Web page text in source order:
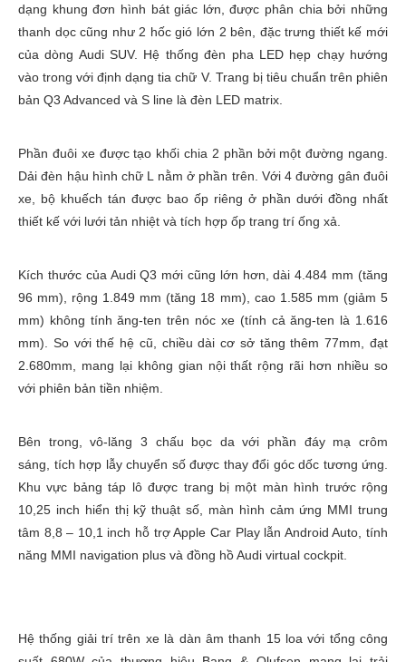
dạng khung đơn hình bát giác lớn, được phân chia bởi những
thanh dọc cũng như 2 hốc gió lớn 2 bên, đặc trưng thiết kế mới
của dòng Audi SUV. Hệ thống đèn pha LED hẹp chạy hướng
vào trong với định dạng tia chữ V. Trang bị tiêu chuẩn trên phiên
bản Q3 Advanced và S line là đèn LED matrix.
Phần đuôi xe được tạo khối chia 2 phần bởi một đường ngang.
Dải đèn hậu hình chữ L nằm ở phần trên. Với 4 đường gân đuôi
xe, bộ khuếch tán được bao ốp riêng ở phần dưới đồng nhất
thiết kế với lưới tản nhiệt và tích hợp ốp trang trí ống xả.
Kích thước của Audi Q3 mới cũng lớn hơn, dài 4.484 mm (tăng
96 mm), rộng 1.849 mm (tăng 18 mm), cao 1.585 mm (giảm 5
mm) không tính ăng-ten trên nóc xe (tính cả ăng-ten là 1.616
mm). So với thế hệ cũ, chiều dài cơ sở tăng thêm 77mm, đạt
2.680mm, mang lại không gian nội thất rộng rãi hơn nhiều so
với phiên bản tiền nhiệm.
Bên trong, vô-lăng 3 chấu bọc da với phần đáy mạ crôm
sáng, tích hợp lẫy chuyển số được thay đổi góc dốc tương ứng.
Khu vực bảng táp lô được trang bị một màn hình trước rộng
10,25 inch hiển thị kỹ thuật số, màn hình cảm ứng MMI trung
tâm 8,8 – 10,1 inch hỗ trợ Apple Car Play lẫn Android Auto, tính
năng MMI navigation plus và đồng hồ Audi virtual cockpit.
Hệ thống giải trí trên xe là dàn âm thanh 15 loa với tổng công